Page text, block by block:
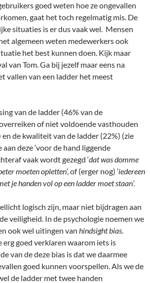
goed weten hoe ze ongevallen
gaat het toch regelmatig mis. De
situaties is er dus vaak wel. Mensen
algemeen weten medewerkers ook
het best kunnen doen. Kijk maar
van Tom. Ga bij jezelf maar eens na
vallen van een ladder het meest
van de ladder (46% van de
of niet voldoende vasthouden
en de kwaliteit van de ladder (22%) (zie
deze ‘voor de hand liggende
vaak wordt gezegd ‘dat was domme
moeten opletten’, of (erger nog) ‘iedereen
je handen vol op een ladder moet staan’.
logisch zijn, maar niet bijdragen aan
veiligheid. In de psychologie noemen we
ook wel uitingen van hindsight bias.
goed verklaren waarom iets is
van de deze bias is dat we daarmee
goed kunnen voorspellen. Als we de
de ladder met twee handen